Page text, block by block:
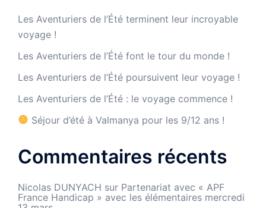
Les Aventuriers de l’Été terminent leur incroyable
voyage !
Les Aventuriers de l’Été font le tour du monde !
Les Aventuriers de l’Été poursuivent leur voyage !
Les Aventuriers de l’Été : le voyage commence !
Séjour d’été à Valmanya pour les 9/12 ans !
Commentaires récents
Nicolas DUNYACH sur Partenariat avec « APF
France Handicap » avec les élémentaires mercredi